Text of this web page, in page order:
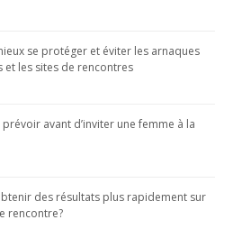
se protéger et éviter les arnaques
et les sites de rencontres
prévoir avant d’inviter une femme à la
des résultats plus rapidement sur
rencontre?